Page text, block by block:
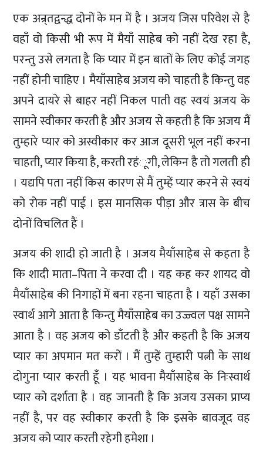
एक अन्र्तद्वन्द्ध दोनों के मन में है । अजय जिस परिवेश से है
वहाँ वो किसी भी रूप में मैयाँ साहेब को नहीं देख रहा है,
परन्तु उसे लगता है कि प्यार में इन बातों के लिए कोई जगह
नहीं होनी चाहिए । मैयाँसाहेब अजय को चाहती है किन्तु वह
अपने दायरे से बाहर नहीं निकल पाती वह स्वयं अजय के
सामने स्वीकार करती है और अजय से कहती है कि अजय मैं
तुम्हारे प्यार को अस्वीकार कर आज दूसरी भूल नहीं करना
चाहती, प्यार किया है, करती रहंूगी, लेकिन है तो गलती ही
। यद्यपि पता नहीं किस कारण से मैं तुम्हें प्यार करने से स्वयं
को रोक नहीं पाई । इस मानसिक पीड़ा और त्रास के बीच
दोनों विचलित हैं ।
अजय की शादी हो जाती है । अजय मैयाँसाहेब से कहता है
कि शादी माता–पिता ने करवा दी । यह कह कर शायद वो
मैयाँसाहेब की निगाहों में बना रहना चाहता है । यहाँ उसका
स्वार्थ आगे आता है किन्तु मैयाँसाहेब का उज्ज्वल पक्ष सामने
आता है । वह अजय को डाँटती है और कहती है कि अजय
प्यार का अपमान मत करों । मैं तुम्हें तुम्हारी पत्नी के साथ
दोगुना प्यार करती हूँ । यह भावना मैयाँसाहेब के निःस्वार्थ
प्यार को दर्शाता है । वह जानती है कि अजय उसका प्राप्य
नहीं है, पर वह स्वीकार करती है कि इसके बावजूद वह
अजय को प्यार करती रहेगी हमेशा ।